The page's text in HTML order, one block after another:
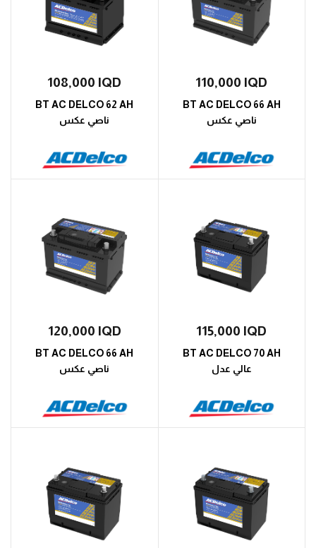
108,000 IQD
BT AC DELCO 62 AH
ناصي عكس
110,000 IQD
BT AC DELCO 66 AH
ناصي عكس
120,000 IQD
BT AC DELCO 66 AH
ناصي عكس
115,000 IQD
BT AC DELCO 70 AH
عالي عدل